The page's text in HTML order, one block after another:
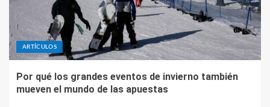
ARTÍCULOS
Por qué los grandes eventos de invierno también
mueven el mundo de las apuestas